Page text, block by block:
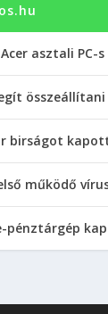
asztali PC-
birságot
működő
pénztárgép